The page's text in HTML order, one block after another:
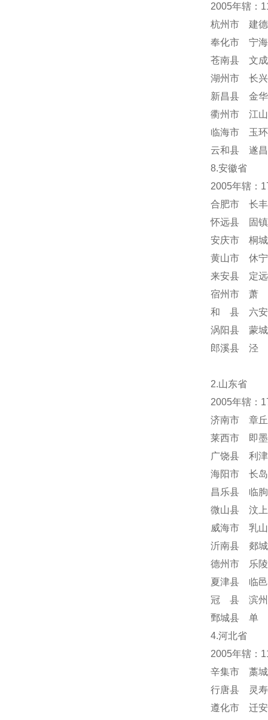
2005年辖：
杭州市 建
奉化市 宁
苍南县 文
湖州市 长
新昌县 金
衢州市 江
临海市 玉
云和县 遂
8.安徽省
2005年辖：
合肥市 长
怀远县 固
安庆市 桐
黄山市 休
来安县 定
宿州市 萧
和 县 六
涡阳县 蒙
郎溪县 泾
2.山东省
2005年辖：
济南市 章
莱西市 即
广饶县 利
海阳市 长
昌乐县 临
微山县 汶
威海市 乳
沂南县 郯
德州市 乐
夏津县 临
冠 县 滨州
鄄城县 单
4.河北省
2005年辖：
辛集市 藁
行唐县 灵
遵化市 迁